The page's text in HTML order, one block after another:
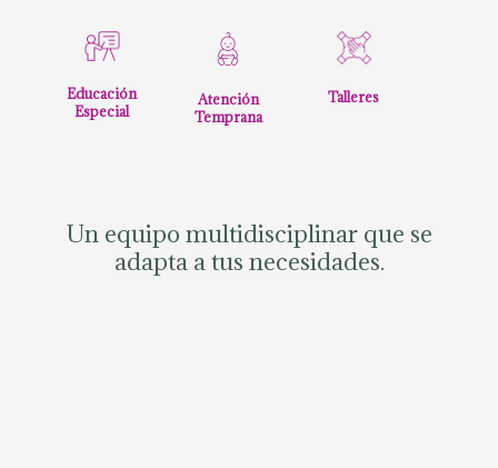
Educación
Especial
Atención
Temprana
Talleres
Un equipo multidisciplinar que se
adapta a tus necesidades.